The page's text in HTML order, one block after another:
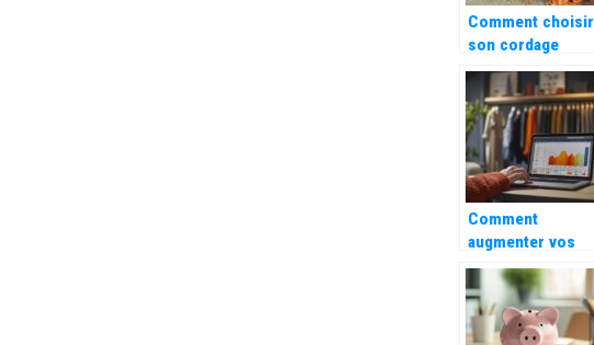
Comment choisir
son cordage
marin ?
Comment
augmenter vos
ventes grâce à
une plateforme
d’affiliation pour
la mode et la